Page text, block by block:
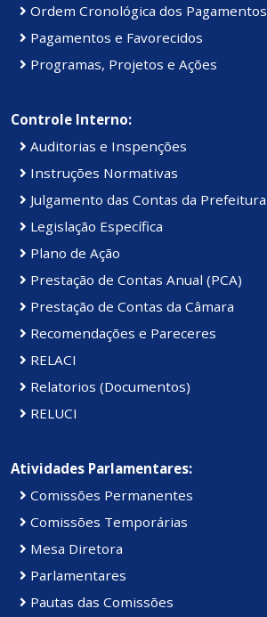
Ordem Cronológica dos Pagamentos
Pagamentos e Favorecidos
Programas, Projetos e Ações
Controle Interno:
Auditorias e Inspenções
Instruções Normativas
Julgamento das Contas da Prefeitura
Legislação Específica
Plano de Ação
Prestação de Contas Anual (PCA)
Prestação de Contas da Câmara
Recomendações e Pareceres
RELACI
Relatorios (Documentos)
RELUCI
Atividades Parlamentares:
Comissões Permanentes
Comissões Temporárias
Mesa Diretora
Parlamentares
Pautas das Comissões